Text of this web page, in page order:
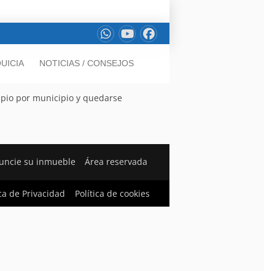
NOTICIAS / CONSEJOS
por municipio y quedarse
su inmueble Área reservada
de Privacidad Política de cookies